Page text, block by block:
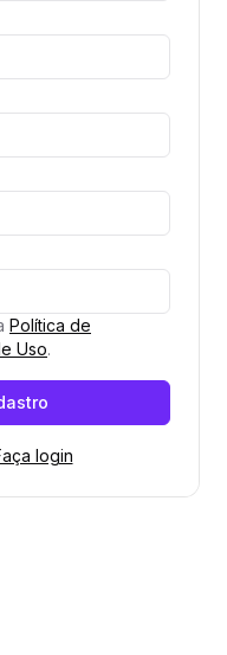
Política de
Uso.
login